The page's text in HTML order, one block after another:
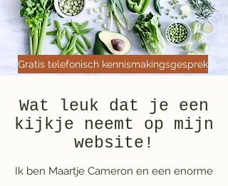
Gratis telefonisch kennismakingsgesprek
Wat leuk dat je een
kijkje neemt op mijn
website!
Ik ben Maartje Cameron en een enorme